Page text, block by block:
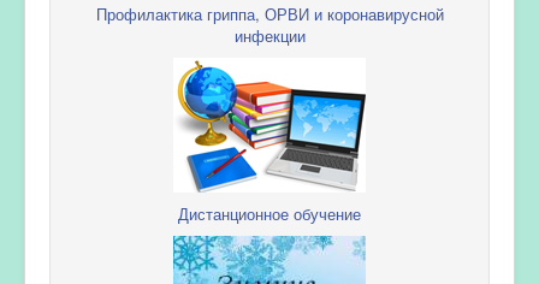
Профилактика гриппа, ОРВИ и коронавирусной
инфекции
Дистанционное обучение